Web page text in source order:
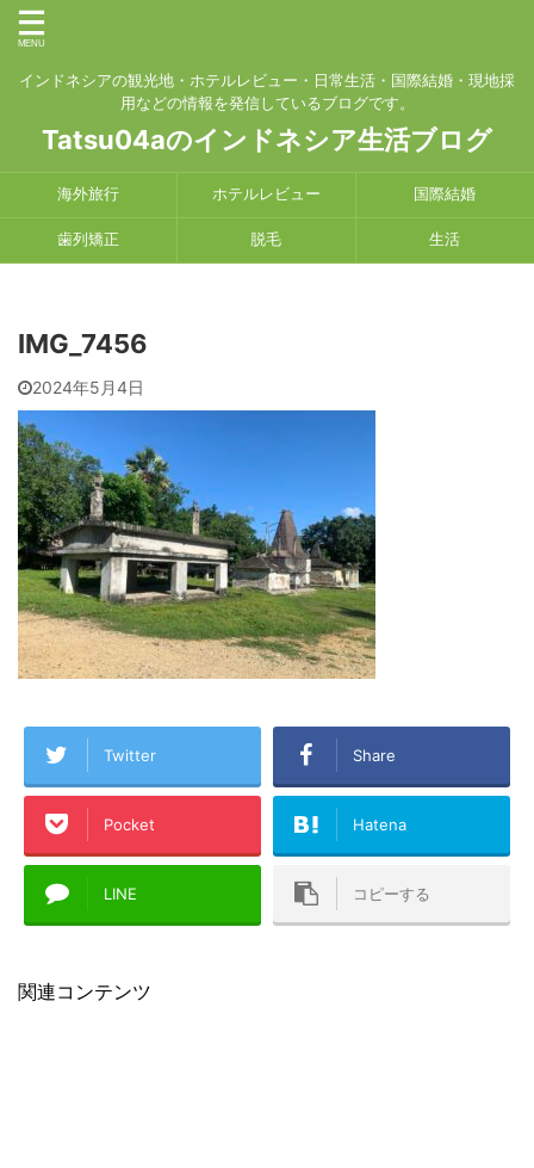
インドネシアの観光地・ホテルレビュー・日常生活・国際結婚・現地採
用などの情報を発信しているブログです。
Tatsu04aのインドネシア生活ブログ
海外旅行 ホテルレビュー 国際結婚
歯列矯正 脱毛 生活
IMG_7456
2024年5月4日
Twitter Share
Pocket Hatena
LINE コピーする
関連コンテンツ